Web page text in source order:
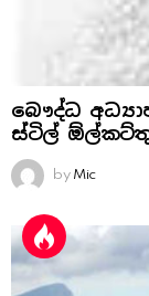
බෞද්ධ
ස්‌ටිල්
by Mic